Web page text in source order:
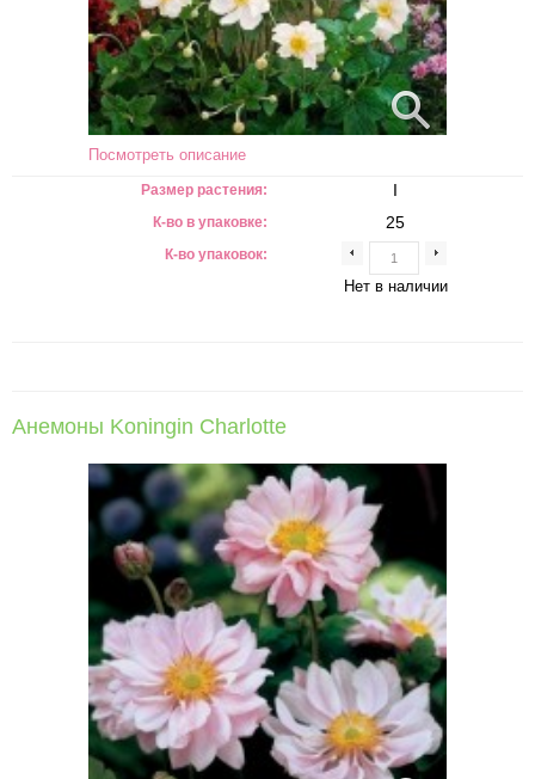
Посмотреть описание
Размер растения:
К-во в упаковке:
К-во упаковок:
I
25
Нет в наличии
Анемоны Koningin Charlotte